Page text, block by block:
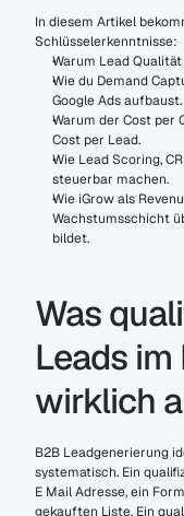
In diesem Artikel
Schlüsselerkenntnisse:
Warum Lead
Wie du Demand
Google Ads aufbaust.
Warum der Cost per
Cost per Lead.
Wie Lead Scoring,
steuerbar machen.
Wie iGrow als
Wachstumsschicht
bildet.
Was
Leads
wirklich
B2B Leadgenerierung
systematisch. Ein
E Mail Adresse, ein
gekauften Liste. Ein